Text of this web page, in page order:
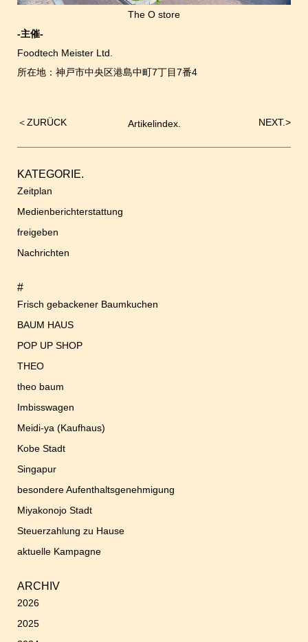
The O store
-主催-
Foodtech Meister Ltd.
所在地：神戸市中央区港島中町7丁目7番4
Artikelindex.
Beitrags-
＜ZURÜCK NEXT.>
KATEGORIE.
Zeitplan
Medienberichterstattung
freigeben
Nachrichten
#
Frisch gebackener Baumkuchen
BAUM HAUS
POP UP SHOP
THEO
theo baum
Imbisswagen
Meidi-ya (Kaufhaus)
Kobe Stadt
Singapur
besondere Aufenthaltsgenehmigung
Miyakonojo Stadt
Steuerzahlung zu Hause
aktuelle Kampagne
ARCHIV
2026
2025